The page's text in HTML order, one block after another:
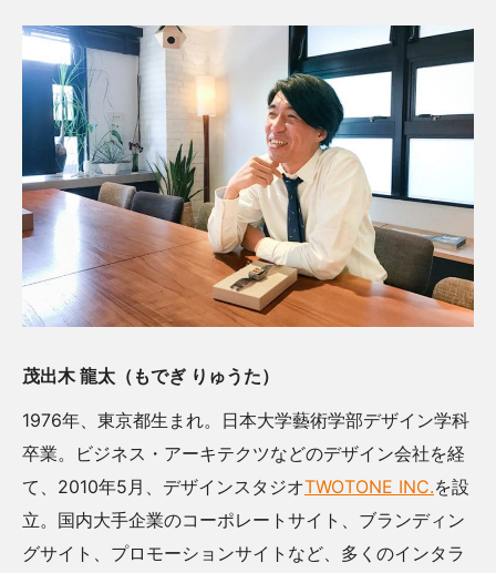
茂出木 龍太（もでぎ りゅうた）
1976年、東京都生まれ。日本大学藝術学部デザイン学科
卒業。ビジネス・アーキテクツなどのデザイン会社を経
て、2010年5月、デザインスタジオTWOTONE INC.を設
立。国内大手企業のコーポレートサイト、ブランディン
グサイト、プロモーションサイトなど、多くのインタラ